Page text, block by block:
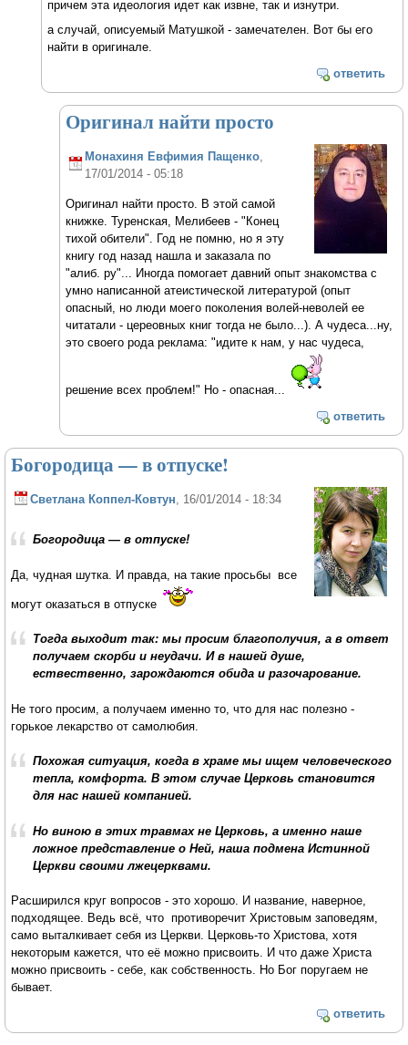
причем эта идеология идет как извне, так и изнутри.
а случай, описуемый Матушкой - замечателен. Вот бы его
найти в оригинале.
ответить
Оригинал найти просто
Монахиня Евфимия Пащенко,
17/01/2014 - 05:18
Оригинал найти просто. В этой самой
книжке. Туренская, Мелибеев - "Конец
тихой обители". Год не помню, но я эту
книгу год назад нашла и заказала по
"алиб. ру"... Иногда помогает давний опыт знакомства с
умно написанной атеистической литературой (опыт
опасный, но люди моего поколения волей-неволей ее
читатали - цереовных книг тогда не было...). А чудеса...ну,
это своего рода реклама: "идите к нам, у нас чудеса,
решение всех проблем!" Но - опасная...
ответить
Богородица — в отпуске!
Светлана Коппел-Ковтун , 16/01/2014 - 18:34
Богородица — в отпуске!
Да, чудная шутка. И правда, на такие просьбы все
могут оказаться в отпуске
Тогда выходит так: мы просим благополучия, а в ответ
получаем скорби и неудачи. И в нашей душе,
ествественно, зарождаются обида и разочарование.
Не того просим, а получаем именно то, что для нас полезно -
горькое лекарство от самолюбия.
Похожая ситуация, когда в храме мы ищем человеческого
тепла, комфорта. В этом случае Церковь становится
для нас нашей компанией.
Но виною в этих травмах не Церковь, а именно наше
ложное представление о Ней, наша подмена Истинной
Церкви своими лжецерквами.
Расширился круг вопросов - это хорошо. И название, наверное,
подходящее. Ведь всё, что противоречит Христовым заповедям,
само выталкивает себя из Церкви. Церковь-то Христова, хотя
некоторым кажется, что её можно присвоить. И что даже Христа
можно присвоить - себе, как собственность. Но Бог поругаем не
бывает.
ответить